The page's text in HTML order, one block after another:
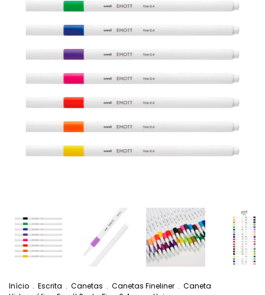
Início . Escrita . Canetas . Canetas Fineliner . Caneta